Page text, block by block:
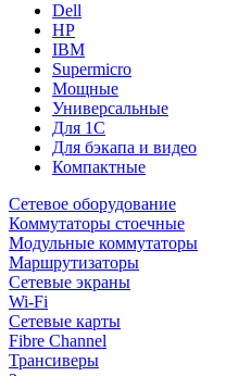
Dell
HP
IBM
Supermicro
Мощные
Универсальные
Для 1С
Для бэкапа и видео
Компактные
Сетевое оборудование
Коммутаторы стоечные
Модульные коммутаторы
Маршрутизаторы
Сетевые экраны
Wi-Fi
Сетевые карты
Fibre Channel
Трансиверы